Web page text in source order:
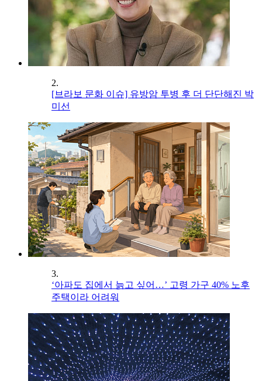
2.
[브라보 문화 이슈] 유방암 투병 후 더 단단해진 박
미선
3.
‘아파도 집에서 늙고 싶어…’ 고령 가구 40% 노후
주택이라 어려워